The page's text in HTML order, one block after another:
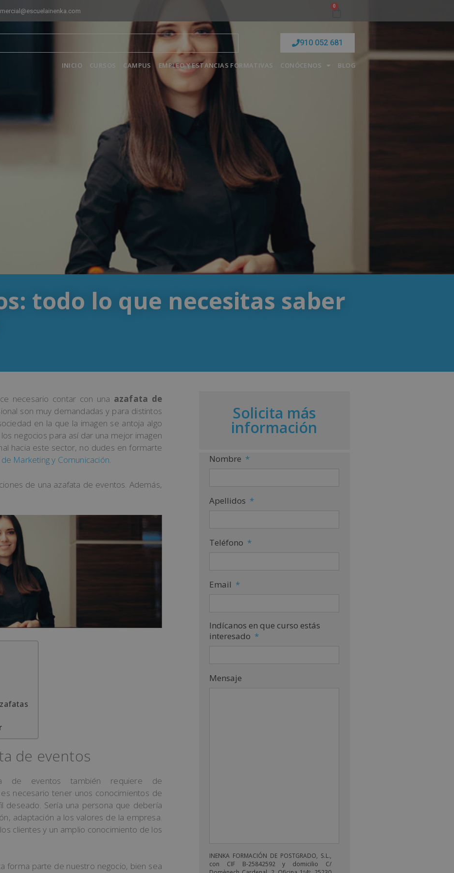
0
910 052 681
INICIO CURSOS CAMPUS EMPLEO Y ESTANCIAS FORMATIVAS CONÓCENOS BLOG
todo lo que necesitas saber
necesario contar con una azafata de
son muy demandadas y para distintos
en la que la imagen se antoja algo
negocios para así dar una mejor imagen
hacia este sector, no dudes en formarte
Marketing y Comunicación.
de una azafata de eventos. Además,
de eventos
de eventos también requiere de
necesario tener unos conocimientos de
deseado. Sería una persona que debería
adaptación a los valores de la empresa.
clientes y un amplio conocimiento de los
forma parte de nuestro negocio, bien sea
Solicita más
información
Nombre *
Apellidos *
Teléfono *
Email *
Indícanos en que curso estás
interesado *
Mensaje
INENKA FORMACIÓN DE POSTGRADO, S.L.,
con CIF B-25842592 y domicilio C/